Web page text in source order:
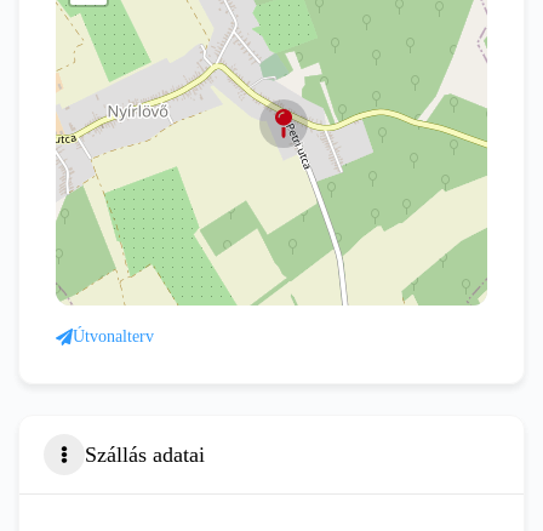
Útvonalterv
Szállás adatai